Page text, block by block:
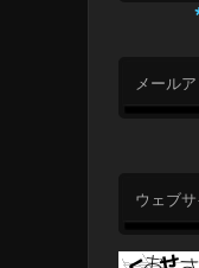
メール
ウェブサ